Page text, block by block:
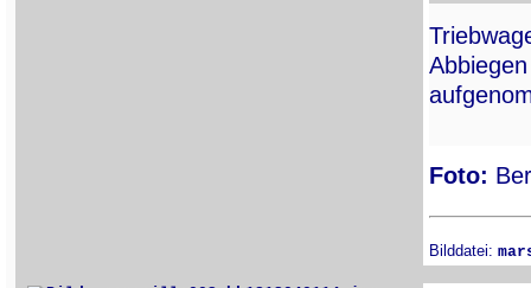
Foto:
Bilddatei: